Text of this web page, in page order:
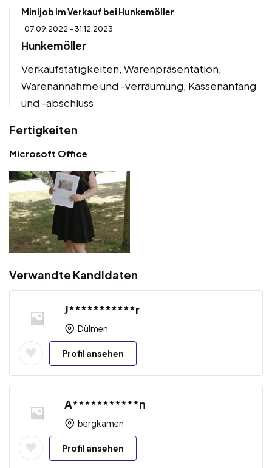
Minijob im Verkauf bei Hunkemöller
07.09.2022 - 31.12.2023
Hunkemöller
Verkaufstätigkeiten, Warenpräsentation,
Warenannahme und -verräumung, Kassenanfang
und -abschluss
Fertigkeiten
Microsoft Office
Verwandte Kandidaten
J***********r
Dülmen
Profil ansehen
A***********n
bergkamen
Profil ansehen